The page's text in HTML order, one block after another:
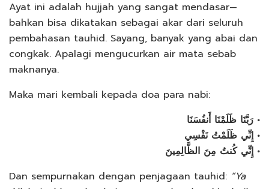
Ayat ini adalah hujjah yang sangat mendasar—
bahkan bisa dikatakan sebagai akar dari seluruh
pembahasan tauhid. Sayang, banyak yang abai dan
congkak. Apalagi mengucurkan air mata sebab
maknanya.
Maka mari kembali kepada doa para nabi:
رَبَّنَا ظَلَمْنَا أَنفُسَنَا •
إِنِّي ظَلَمْتُ نَفْسِي •
إِنِّي كُنتُ مِنَ الظَّالِمِينَ •
Dan sempurnakan dengan penjagaan tauhid: “Ya